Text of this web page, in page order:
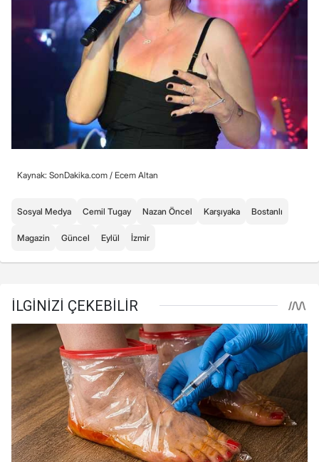
Kaynak: SonDakika.com / Ecem Altan
Sosyal Medya Cemil Tugay Nazan Öncel Karşıyaka Bostanlı
Magazin Güncel Eylül İzmir